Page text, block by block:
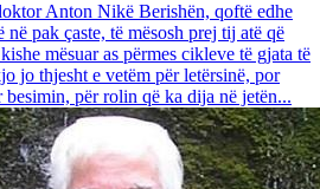
Anton Nikë Berishën, qoftë edhe
pak çaste, të mësosh prej tij atë që
mësuar as përmes cikleve të gjata të
jo thjesht e vetëm për letërsinë, por
besimin, për rolin që ka dija në jetën...